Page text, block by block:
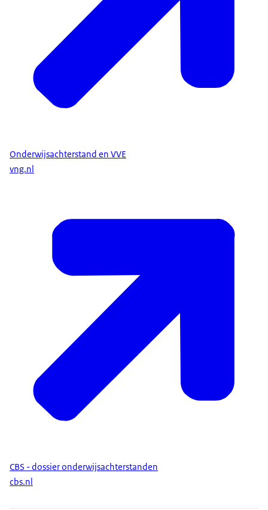
Onderwijsachterstand en VVE
vng.nl
CBS - dossier onderwijsachterstanden
cbs.nl